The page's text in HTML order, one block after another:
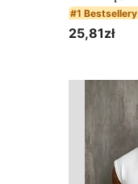
#1 Bestsellery
25,81zł